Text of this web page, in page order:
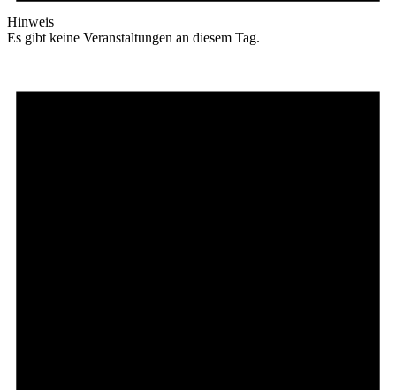
Hinweis
Es gibt keine Veranstaltungen an diesem Tag.